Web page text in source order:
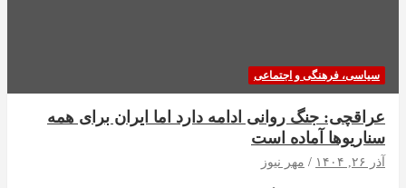
سیاسی، فرهنگی و اجتماعی
عراقچی: جنگ روانی ادامه دارد اما ایران برای همه
سناریوها آماده است
آذر ۲۶, ۱۴۰۴ مهر نیوز